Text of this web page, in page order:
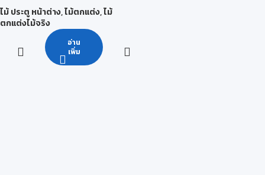
ไม้ ประตู หน้าต่าง,ไม้ตกแต่ง,ไม้
ตกแต่งไม้จริง
อ่าน
เพิ่ม